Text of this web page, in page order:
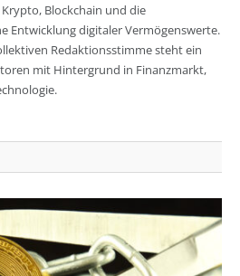
Blockchain und die
Entwicklung digitaler Vermögenswerte.
Redaktionsstimme steht ein
mit Hintergrund in Finanzmarkt,